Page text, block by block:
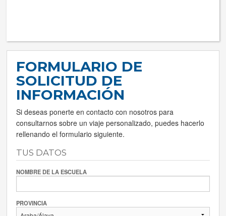
FORMULARIO DE
SOLICITUD DE
INFORMACIÓN
Si deseas ponerte en contacto con nosotros para
consultarnos sobre un viaje personalizado, puedes hacerlo
rellenando el formulario siguiente.
TUS DATOS
NOMBRE DE LA ESCUELA
PROVINCIA